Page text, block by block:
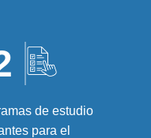
de estudio
para el